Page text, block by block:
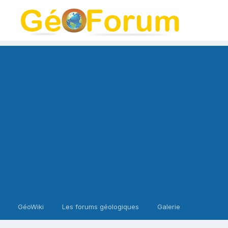
GéoWiki Les forums géologiques Galerie